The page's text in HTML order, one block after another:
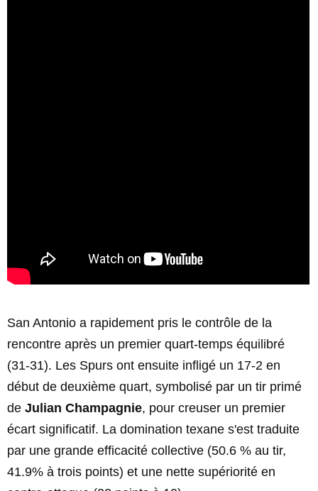
San Antonio a rapidement pris le contrôle de la
rencontre après un premier quart-temps équilibré
(31-31). Les Spurs ont ensuite infligé un 17-2 en
début de deuxième quart, symbolisé par un tir primé
de Julian Champagnie, pour creuser un premier
écart significatif. La domination texane s'est traduite
par une grande efficacité collective (50.6 % au tir,
41.9% à trois points) et une nette supériorité en